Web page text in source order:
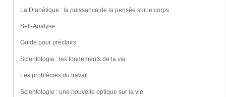
La Dianétique : la puissance de la pensée sur le corps
Self-Analyse
Guide pour préclairs
Scientologie : les fondements de la vie
Les problèmes du travail
Scientologie : une nouvelle optique sur la vie